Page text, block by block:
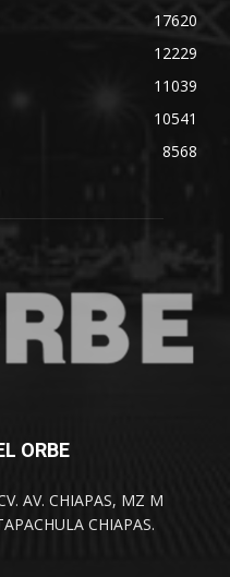
17620
12229
11039
10541
8568
ORBE
AV. CHIAPAS, MZ M
CHIAPAS.